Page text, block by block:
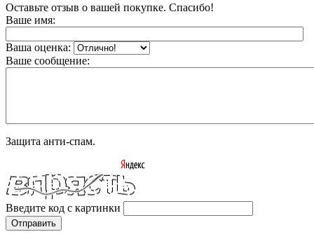
Оставьте отзыв о вашей покупке. Спасибо!
Ваше имя:
Ваша оценка:
Ваше сообщение:
Защита анти-спам.
Введите код с картинки